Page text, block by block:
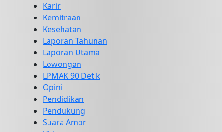
Karir
Kemitraan
Kesehatan
Laporan Tahunan
Laporan Utama
Lowongan
LPMAK 90 Detik
Opini
Pendidikan
Pendukung
Suara Amor